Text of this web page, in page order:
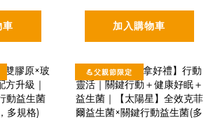
車 加入購物車
💪父親節限定